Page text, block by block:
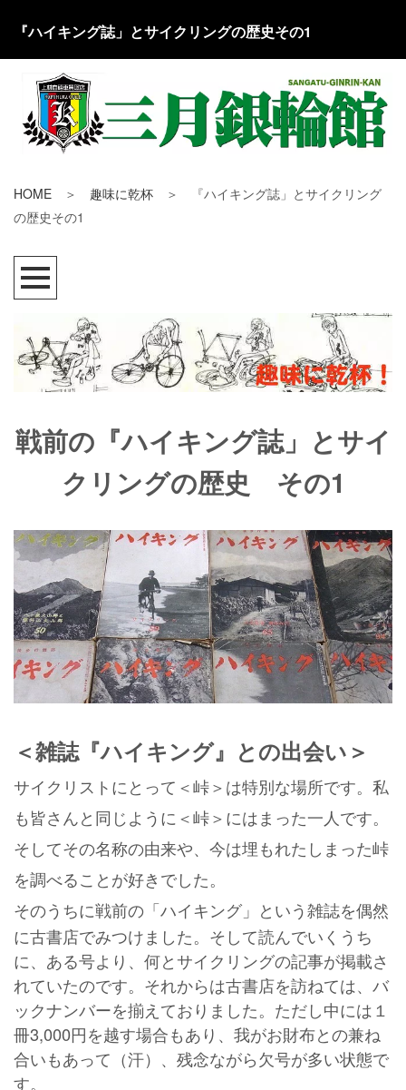
『ハイキング誌」とサイクリングの歴史その1
HOME ＞ 趣味に乾杯 ＞ 『ハイキング誌」とサイクリング
の歴史その1
戦前の『ハイキング誌」とサイ
クリングの歴史 その1
＜雑誌『ハイキング』との出会い＞
サイクリストにとって＜峠＞は特別な場所です。私
も皆さんと同じように＜峠＞にはまった一人です。
そしてその名称の由来や、今は埋もれたしまった峠
を調べることが好きでした。
そのうちに戦前の「ハイキング」という雑誌を偶然
に古書店でみつけました。そして読んでいくうち
に、ある号より、何とサイクリングの記事が掲載さ
れていたのです。それからは古書店を訪ねては、バ
ックナンバーを揃えておりました。ただし中には１
冊3,000円を越す場合もあり、我がお財布との兼ね
合いもあって（汗）、残念ながら欠号が多い状態で
す。